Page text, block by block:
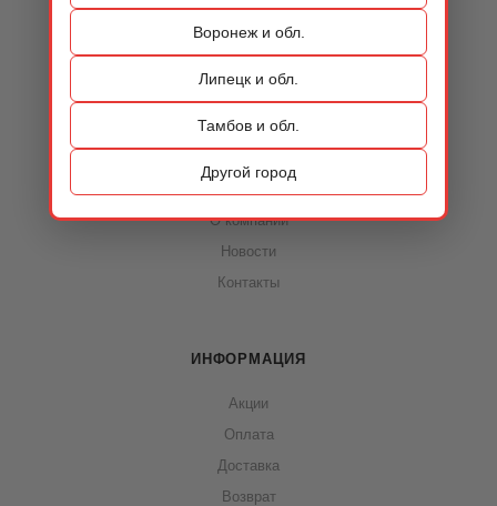
Воронеж и обл.
Липецк и обл.
Тамбов и обл.
Другой город
СУМКИ
АКСЕССУАРЫ
РАСПРОДАЖА
О КОМПАНИИ
О компании
Новости
Контакты
ИНФОРМАЦИЯ
Акции
Оплата
Доставка
Возврат